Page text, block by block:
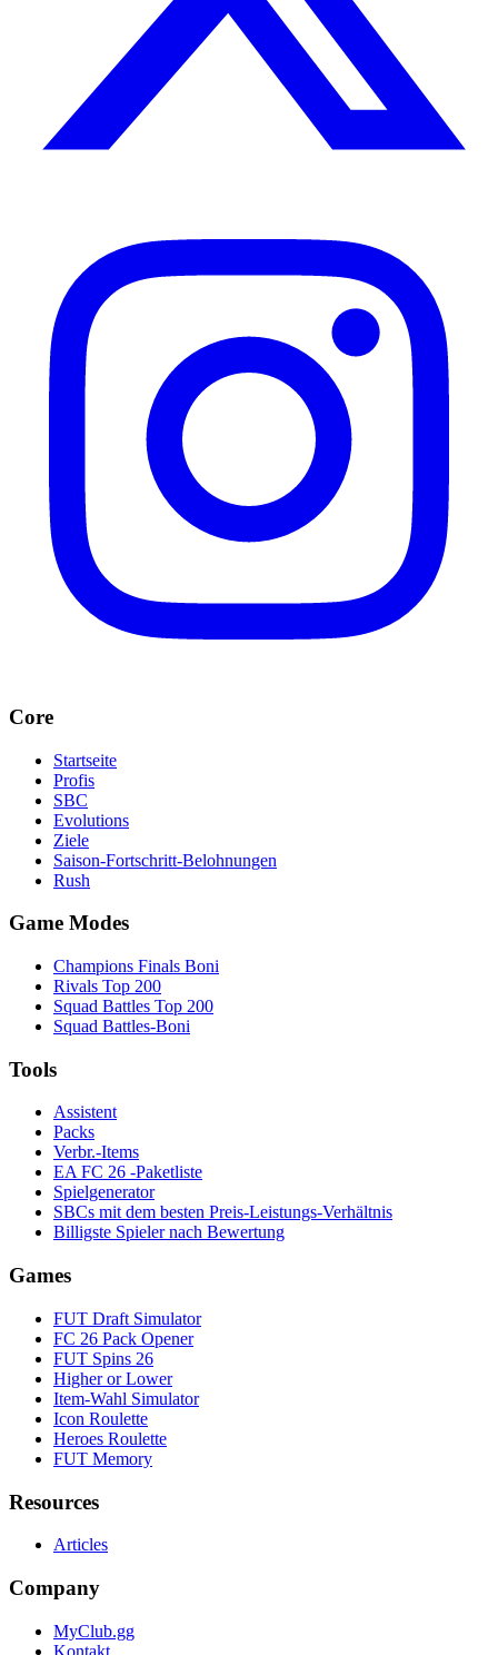
Core
Startseite
Profis
SBC
Evolutions
Ziele
Saison-Fortschritt-Belohnungen
Rush
Game Modes
Champions Finals Boni
Rivals Top 200
Squad Battles Top 200
Squad Battles-Boni
Tools
Assistent
Packs
Verbr.-Items
EA FC 26 -Paketliste
Spielgenerator
SBCs mit dem besten Preis-Leistungs-Verhältnis
Billigste Spieler nach Bewertung
Games
FUT Draft Simulator
FC 26 Pack Opener
FUT Spins 26
Higher or Lower
Item-Wahl Simulator
Icon Roulette
Heroes Roulette
FUT Memory
Resources
Articles
Company
MyClub.gg
Kontakt